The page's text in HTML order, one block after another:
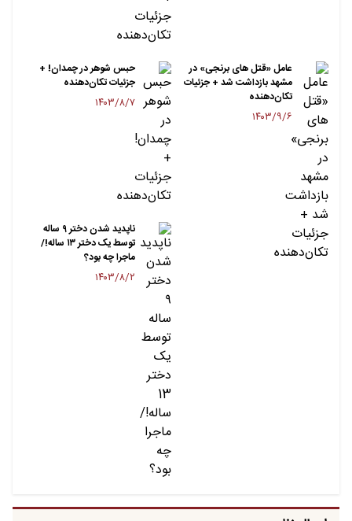
عامل «قتل های برنجی» در
مشهد بازداشت شد + جزئیات
تکان‌دهنده
۱۴۰۳/۹/۶
حبس شوهر در چمدان! +
جزئیات تکان‌دهنده
۱۴۰۳/۸/۷
ناپدید شدن دختر ۹ ساله
توسط یک دختر ۱۳ ساله!/
ماجرا چه بود؟
۱۴۰۳/۸/۲